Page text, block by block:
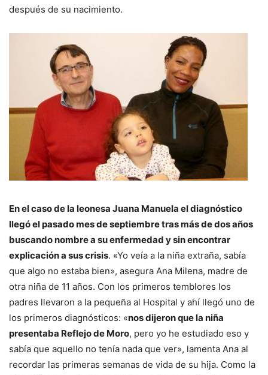
después de su nacimiento.
En el caso de la leonesa Juana Manuela el diagnóstico
llegó el pasado mes de septiembre tras más de dos años
buscando nombre a su enfermedad y sin encontrar
explicación a sus crisis. «Yo veía a la niña extraña, sabía
que algo no estaba bien», asegura Ana Milena, madre de
otra niña de 11 años. Con los primeros temblores los
padres llevaron a la pequeña al Hospital y ahí llegó uno de
los primeros diagnósticos: «nos dijeron que la niña
presentaba Reflejo de Moro, pero yo he estudiado eso y
sabía que aquello no tenía nada que ver», lamenta Ana al
recordar las primeras semanas de vida de su hija. Como la